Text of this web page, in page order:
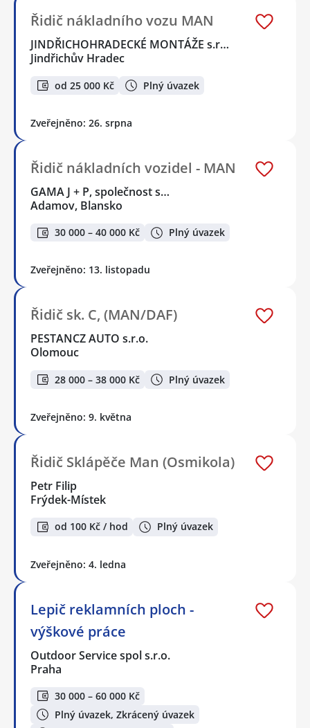
Řidič nákladního vozu MAN
JINDŘICHOHRADECKÉ MONTÁŽE s.r…
Jindřichův Hradec
od 25 000 Kč Plný úvazek
Zveřejněno: 26. srpna
Řidič nákladních vozidel - MAN
GAMA J + P, společnost s…
Adamov, Blansko
30 000 – 40 000 Kč Plný úvazek
Zveřejněno: 13. listopadu
Řidič sk. C, (MAN/DAF)
PESTANCZ AUTO s.r.o.
Olomouc
28 000 – 38 000 Kč Plný úvazek
Zveřejněno: 9. května
Řidič Sklápěče Man (Osmikola)
Petr Filip
Frýdek-Místek
od 100 Kč / hod Plný úvazek
Zveřejněno: 4. ledna
Lepič reklamních ploch -
výškové práce
Outdoor Service spol s.r.o.
Praha
30 000 – 60 000 Kč
Plný úvazek, Zkrácený úvazek